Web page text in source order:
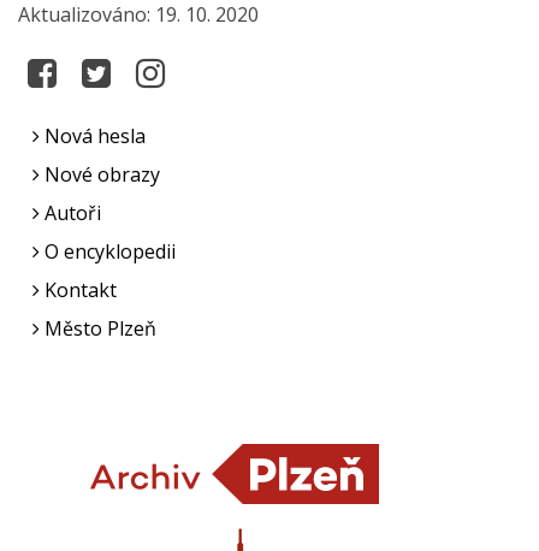
Aktualizováno: 19. 10. 2020
Nová hesla
Nové obrazy
Autoři
O encyklopedii
Kontakt
Město Plzeň